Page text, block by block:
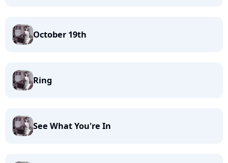
October 19th
Ring
See What You're In